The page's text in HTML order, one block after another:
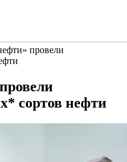
провели
сортов нефти